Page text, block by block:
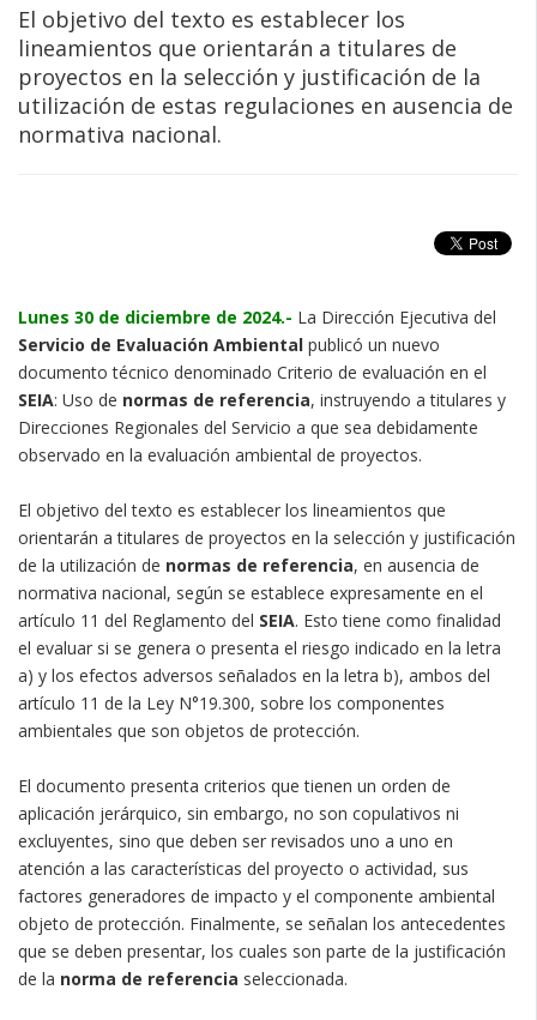
El objetivo del texto es establecer los
lineamientos que orientarán a titulares de
proyectos en la selección y justificación de la
utilización de estas regulaciones en ausencia de
normativa nacional.
Lunes 30 de diciembre de 2024.- La Dirección Ejecutiva del
Servicio de Evaluación Ambiental publicó un nuevo
documento técnico denominado Criterio de evaluación en el
SEIA: Uso de normas de referencia, instruyendo a titulares y
Direcciones Regionales del Servicio a que sea debidamente
observado en la evaluación ambiental de proyectos.
El objetivo del texto es establecer los lineamientos que
orientarán a titulares de proyectos en la selección y justificación
de la utilización de normas de referencia, en ausencia de
normativa nacional, según se establece expresamente en el
artículo 11 del Reglamento del SEIA. Esto tiene como finalidad
el evaluar si se genera o presenta el riesgo indicado en la letra
a) y los efectos adversos señalados en la letra b), ambos del
artículo 11 de la Ley N°19.300, sobre los componentes
ambientales que son objetos de protección.
El documento presenta criterios que tienen un orden de
aplicación jerárquico, sin embargo, no son copulativos ni
excluyentes, sino que deben ser revisados uno a uno en
atención a las características del proyecto o actividad, sus
factores generadores de impacto y el componente ambiental
objeto de protección. Finalmente, se señalan los antecedentes
que se deben presentar, los cuales son parte de la justificación
de la norma de referencia seleccionada.